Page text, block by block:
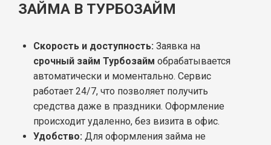
ЗАЙМА В ТУРБОЗАЙМ
Скорость и доступность: Заявка на
срочный займ Турбозайм обрабатывается
автоматически и моментально. Сервис
работает 24/7, что позволяет получить
средства даже в праздники. Оформление
происходит удаленно, без визита в офис.
Удобство: Для оформления займа не